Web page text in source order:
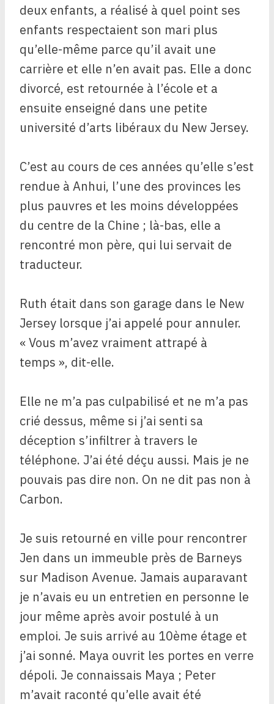
deux enfants, a réalisé à quel point ses
enfants respectaient son mari plus
qu’elle-même parce qu’il avait une
carrière et elle n’en avait pas. Elle a donc
divorcé, est retournée à l’école et a
ensuite enseigné dans une petite
université d’arts libéraux du New Jersey.
C’est au cours de ces années qu’elle s’est
rendue à Anhui, l’une des provinces les
plus pauvres et les moins développées
du centre de la Chine ; là-bas, elle a
rencontré mon père, qui lui servait de
traducteur.
Ruth était dans son garage dans le New
Jersey lorsque j’ai appelé pour annuler.
« Vous m’avez vraiment attrapé à
temps », dit-elle.
Elle ne m’a pas culpabilisé et ne m’a pas
crié dessus, même si j’ai senti sa
déception s’infiltrer à travers le
téléphone. J’ai été déçu aussi. Mais je ne
pouvais pas dire non. On ne dit pas non à
Carbon.
Je suis retourné en ville pour rencontrer
Jen dans un immeuble près de Barneys
sur Madison Avenue. Jamais auparavant
je n’avais eu un entretien en personne le
jour même après avoir postulé à un
emploi. Je suis arrivé au 10ème étage et
j’ai sonné. Maya ouvrit les portes en verre
dépoli. Je connaissais Maya ; Peter
m’avait raconté qu’elle avait été